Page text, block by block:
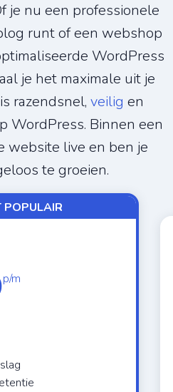
je nu een professionele
runt of een webshop
WordPress
je het maximale uit je
razendsnel, veilig en
WordPress. Binnen een
website live en ben je
te groeien.
POPULAIR
p/m